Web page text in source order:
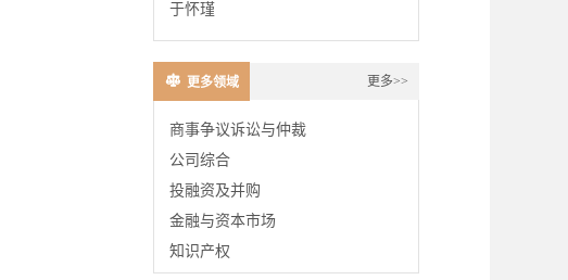
于怀瑾
更多领域 更多>>
商事争议诉讼与仲裁
公司综合
投融资及并购
金融与资本市场
知识产权